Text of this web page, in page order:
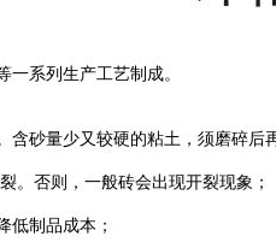
系列生产工艺制成。
砂量少又较硬的粘土，须磨碎后
。否则，一般砖会出现开裂现象；
低制品成本；